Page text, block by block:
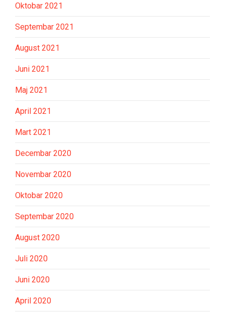
Oktobar 2021
Septembar 2021
August 2021
Juni 2021
Maj 2021
April 2021
Mart 2021
Decembar 2020
Novembar 2020
Oktobar 2020
Septembar 2020
August 2020
Juli 2020
Juni 2020
April 2020